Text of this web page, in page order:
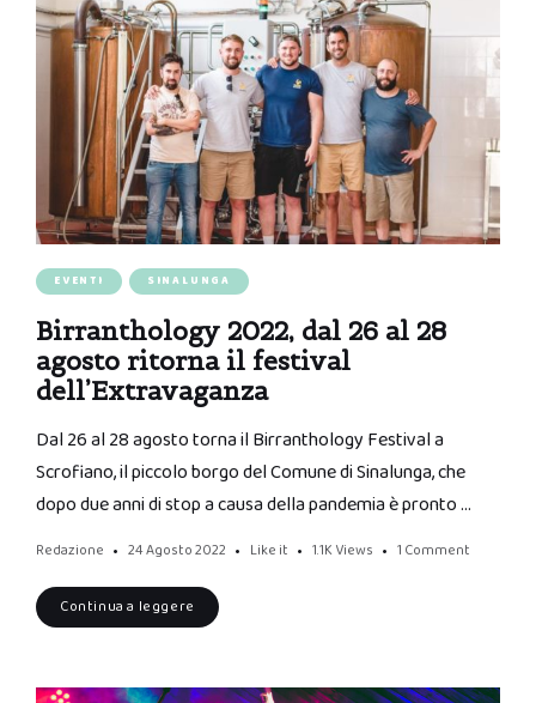
EVENTI SINALUNGA
Birranthology 2022, dal 26 al 28
agosto ritorna il festival
dell’Extravaganza
Dal 26 al 28 agosto torna il Birranthology Festival a
Scrofiano, il piccolo borgo del Comune di Sinalunga, che
dopo due anni di stop a causa della pandemia è pronto …
Redazione 24 Agosto 2022 Like it 1.1K Views 1 Comment
Continua a leggere